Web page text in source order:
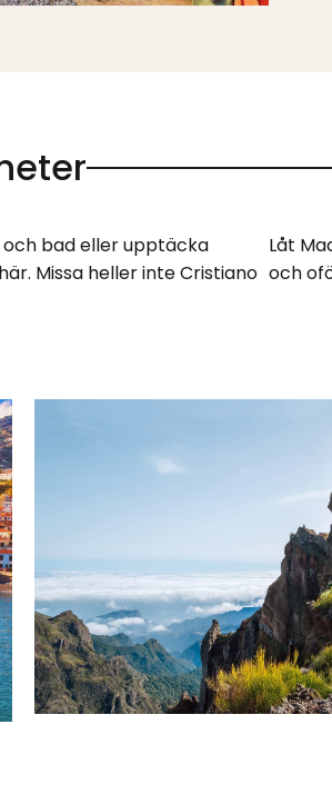
och bad eller upptäcka
Missa heller inte Cristiano
Låt
och